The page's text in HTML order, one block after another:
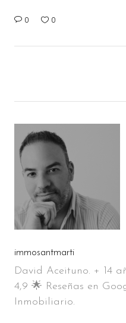
0 0
immosantmarti
David Aceituno. + 14
4,9 🌟 Reseñas en
Inmobiliario.